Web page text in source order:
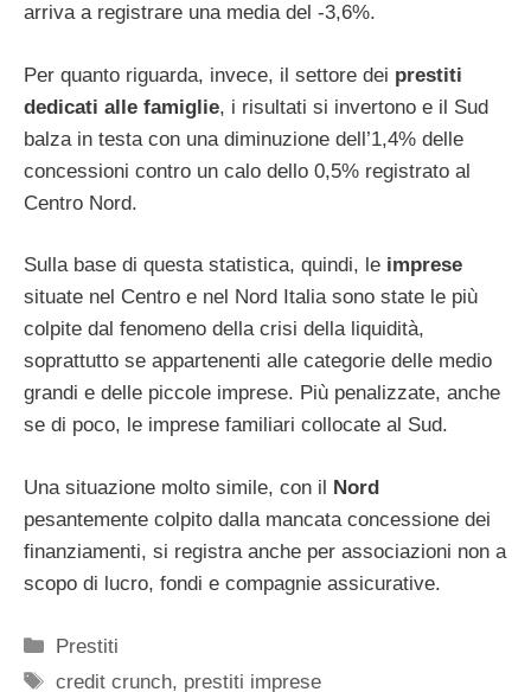
arriva a registrare una media del -3,6%.
Per quanto riguarda, invece, il settore dei prestiti
dedicati alle famiglie, i risultati si invertono e il Sud
balza in testa con una diminuzione dell’1,4% delle
concessioni contro un calo dello 0,5% registrato al
Centro Nord.
Sulla base di questa statistica, quindi, le imprese
situate nel Centro e nel Nord Italia sono state le più
colpite dal fenomeno della crisi della liquidità,
soprattutto se appartenenti alle categorie delle medio
grandi e delle piccole imprese. Più penalizzate, anche
se di poco, le imprese familiari collocate al Sud.
Una situazione molto simile, con il Nord
pesantemente colpito dalla mancata concessione dei
finanziamenti, si registra anche per associazioni non a
scopo di lucro, fondi e compagnie assicurative.
Categorie
Prestiti
Tag
credit crunch, prestiti imprese